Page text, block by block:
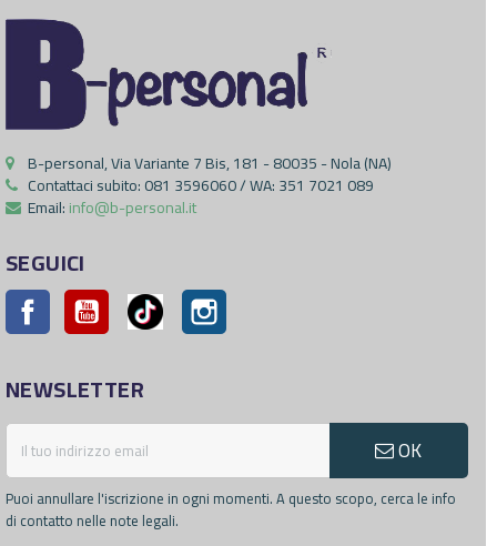
B-personal, Via Variante 7 Bis, 181 - 80035 - Nola (NA)
Contattaci subito:081 3596060 / WA: 351 7021 089
Email:info@b-personal.it
SEGUICI
Facebook YouTube Pinterest
NEWSLETTER
OK
Puoi annullare l'iscrizione in ogni momenti. A questo scopo, cerca le info
di contatto nelle note legali.